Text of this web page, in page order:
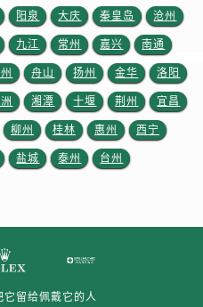
江西省抚州市临川区赣东大道售后服务中心（需提前预约）
江西省赣州市章贡区文清路售后服务中心（需提前预约）
江西省吉安市吉州区井冈山大道售后服务中心（需提前预约）
江西省景德镇市珠山区珠山中路售后服务中心（需提前预约）
江西省九江市浔阳区浔阳路售后服务中心（需提前预约）
江西省南昌市红谷滩新区红谷中大道998号绿地双子塔（中央广场）A1座办公楼14层1407室售后服务中心（需提前预约）
阳泉 大庆 秦皇岛 沧州
九江 常州 嘉兴 南通
舟山 扬州 金华 洛阳
湘潭 十堰 荆州 宜昌
柳州 桂林 惠州 西宁
盐城 泰州 台州
它留给佩戴它的人